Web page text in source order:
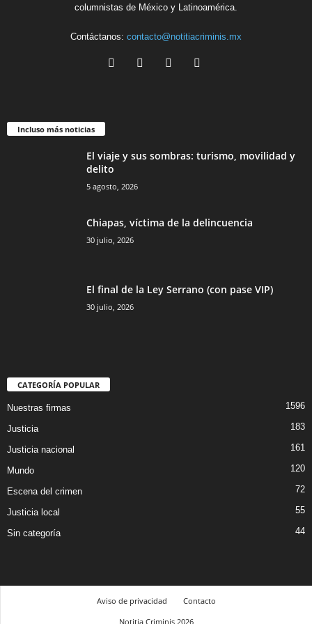
columnistas de México y Latinoamérica.
Contáctanos: contacto@notitiacriminis.mx
Incluso más noticias
El viaje y sus sombras: turismo, movilidad y
delito
5 agosto, 2026
Chiapas, víctima de la delincuencia
30 julio, 2026
El final de la Ley Serrano (con pase VIP)
30 julio, 2026
CATEGORÍA POPULAR
Nuestras firmas 1596
Justicia 183
Justicia nacional 161
Mundo 120
Escena del crimen 72
Justicia local 55
Sin categoría 44
Aviso de privacidad
Contacto
Notitia Criminis 2026